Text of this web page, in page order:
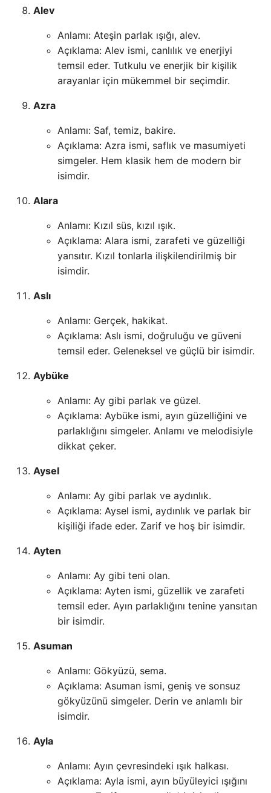
Alev
Anlamı: Ateşin parlak ışığı, alev.
Açıklama: Alev ismi, canlılık ve enerjiyi
temsil eder. Tutkulu ve enerjik bir kişilik
arayanlar için mükemmel bir seçimdir.
Azra
Anlamı: Saf, temiz, bakire.
Açıklama: Azra ismi, saflık ve masumiyeti
simgeler. Hem klasik hem de modern bir
isimdir.
Alara
Anlamı: Kızıl süs, kızıl ışık.
Açıklama: Alara ismi, zarafeti ve güzelliği
yansıtır. Kızıl tonlarla ilişkilendirilmiş bir
isimdir.
Aslı
Anlamı: Gerçek, hakikat.
Açıklama: Aslı ismi, doğruluğu ve güveni
temsil eder. Geleneksel ve güçlü bir isimdir.
Aybüke
Anlamı: Ay gibi parlak ve güzel.
Açıklama: Aybüke ismi, ayın güzelliğini ve
parlaklığını simgeler. Anlamı ve melodisiyle
dikkat çeker.
Aysel
Anlamı: Ay gibi parlak ve aydınlık.
Açıklama: Aysel ismi, aydınlık ve parlak bir
kişiliği ifade eder. Zarif ve hoş bir isimdir.
Ayten
Anlamı: Ay gibi teni olan.
Açıklama: Ayten ismi, güzellik ve zarafeti
temsil eder. Ayın parlaklığını tenine yansıtan
bir isimdir.
Asuman
Anlamı: Gökyüzü, sema.
Açıklama: Asuman ismi, geniş ve sonsuz
gökyüzünü simgeler. Derin ve anlamlı bir
isimdir.
Ayla
Anlamı: Ayın çevresindeki ışık halkası.
Açıklama: Ayla ismi, ayın büyüleyici ışığını